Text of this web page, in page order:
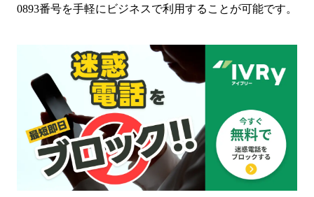
0893番号を手軽にビジネスで利用することが可能です。